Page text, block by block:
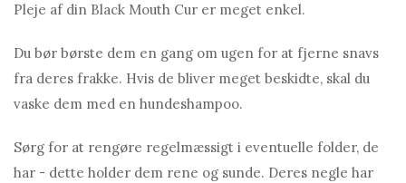
Pleje af din Black Mouth Cur er meget enkel.
Du bør børste dem en gang om ugen for at fjerne snavs
fra deres frakke. Hvis de bliver meget beskidte, skal du
vaske dem med en hundeshampoo.
Sørg for at rengøre regelmæssigt i eventuelle folder, de
har - dette holder dem rene og sunde. Deres negle har